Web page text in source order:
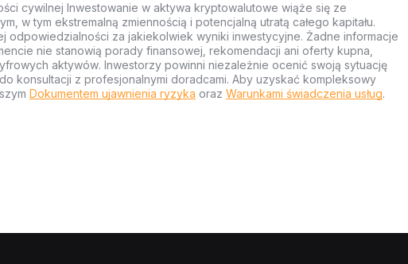
cywilnej Inwestowanie w aktywa kryptowalutowe wiąże się ze
w tym ekstremalną zmiennością i potencjalną utratą całego kapitału.
odpowiedzialności za jakiekolwiek wyniki inwestycyjne. Żadne informacje
nie stanowią porady finansowej, rekomendacji ani oferty kupna,
aktywów. Inwestorzy powinni niezależnie ocenić swoją sytuację
konsultacji z profesjonalnymi doradcami. Aby uzyskać kompleksowy
Dokumentem ujawnienia ryzyka oraz Warunkami świadczenia usług.